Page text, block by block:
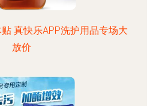
真快乐APP洗护用品专场大
放价